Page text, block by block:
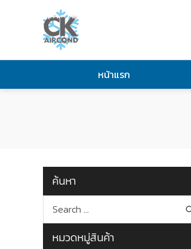
หน้าแรก
ค้นหา
หมวดหมู่สินค้า